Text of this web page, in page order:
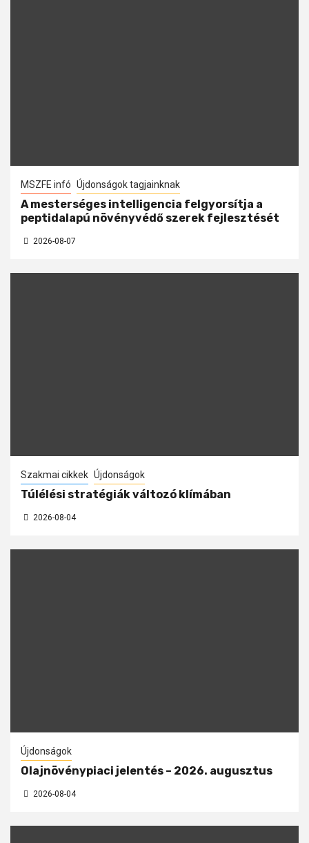
MSZFE infó Újdonságok tagjainknak
A mesterséges intelligencia felgyorsítja a
peptidalapú növényvédő szerek fejlesztését
2026-08-07
Szakmai cikkek Újdonságok
Túlélési stratégiák változó klímában
2026-08-04
Újdonságok
Olajnövénypiaci jelentés – 2026. augusztus
2026-08-04